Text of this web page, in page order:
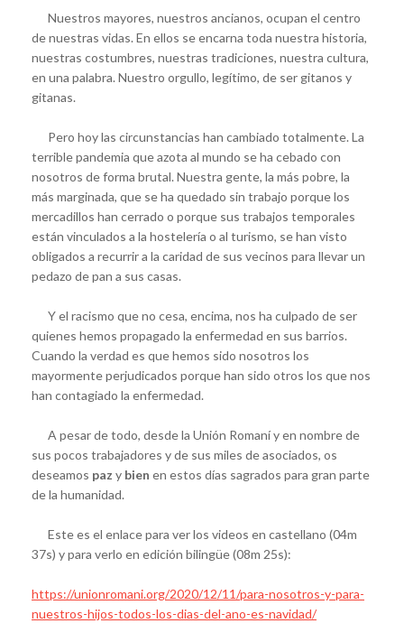
Nuestros mayores, nuestros ancianos, ocupan el centro
de nuestras vidas. En ellos se encarna toda nuestra historia,
nuestras costumbres, nuestras tradiciones, nuestra cultura,
en una palabra. Nuestro orgullo, legítimo, de ser gitanos y
gitanas.
Pero hoy las circunstancias han cambiado totalmente. La
terrible pandemia que azota al mundo se ha cebado con
nosotros de forma brutal. Nuestra gente, la más pobre, la
más marginada, que se ha quedado sin trabajo porque los
mercadillos han cerrado o porque sus trabajos temporales
están vinculados a la hostelería o al turismo, se han visto
obligados a recurrir a la caridad de sus vecinos para llevar un
pedazo de pan a sus casas.
Y el racismo que no cesa, encima, nos ha culpado de ser
quienes hemos propagado la enfermedad en sus barrios.
Cuando la verdad es que hemos sido nosotros los
mayormente perjudicados porque han sido otros los que nos
han contagiado la enfermedad.
A pesar de todo, desde la Unión Romaní y en nombre de
sus pocos trabajadores y de sus miles de asociados, os
deseamos paz y bien en estos días sagrados para gran parte
de la humanidad.
Este es el enlace para ver los videos en castellano (04m
37s) y para verlo en edición bilingüe (08m 25s):
https://unionromani.org/2020/12/11/para-nosotros-y-para-
nuestros-hijos-todos-los-dias-del-ano-es-navidad/